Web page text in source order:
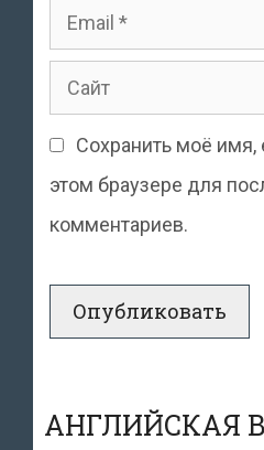
Email
Сайт
Сохранить моё имя,
этом браузере для
комментариев.
АНГЛИЙСКАЯ